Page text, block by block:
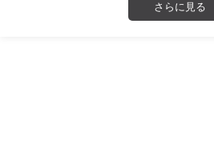
さらに見る